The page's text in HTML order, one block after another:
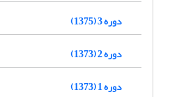
دوره 3 (1375)
دوره 2 (1373)
دوره 1 (1373)